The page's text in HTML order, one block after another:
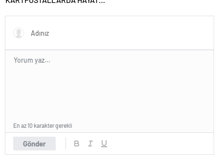
Gönder
En az 10 karakter gerekli